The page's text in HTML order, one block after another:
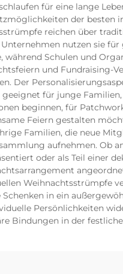
für eine lange
der besten
reichen über
Unternehmen nutzen sie
während Schulen und
und Fundraising-
Der
geeignet für junge
beginnen, für
Feiern gestalten
Familien, die neue
aufnehmen. Ob
oder als Teil einer
Weihnachtsstrümpfe
in ein
Persönlichkeiten
Bindungen in der